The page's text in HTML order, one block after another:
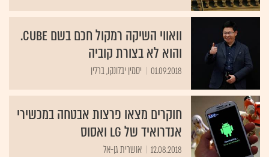
וואווי השיקה רמקול חכם בשם Cube.
והוא לא בצורת קוביה
01.09.2018 יסמין יבלונקו, ברלין
חוקרים מצאו פרצות אבטחה במכשירי
אנדרואיד של LG ואסוס
12.08.2018 אושרית גן-אל